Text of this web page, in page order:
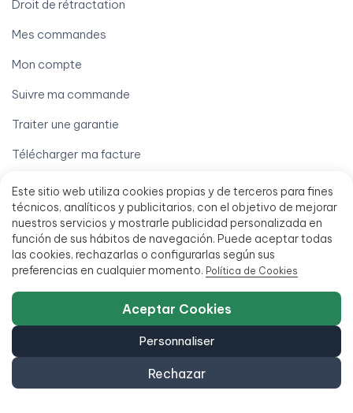
Este sitio web utiliza cookies propias y de terceros para fines
técnicos, analíticos y publicitarios, con el objetivo de mejorar
nuestros servicios y mostrarle publicidad personalizada en
función de sus hábitos de navegación. Puede aceptar todas
las cookies, rechazarlas o configurarlas según sus
preferencias en cualquier momento. Política de Cookies
Rechazar
Personnaliser
Aceptar Cookies
Droit de rétractation
Mes commandes
Mon compte
Suivre ma commande
Traiter une garantie
Télécharger ma facture
Mentions légales
Avis juridique
Conditions générales de vente
Financement jusqu'à 18 mois
Politique d'accessibilité